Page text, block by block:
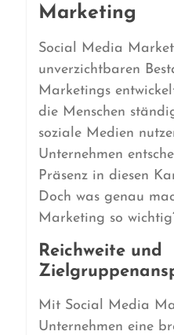
Marketing
Social Media
unverzichtbaren
Marketings
die Menschen
soziale Medien
Unternehmen
Präsenz in diesen
Doch was genau
Marketing so
Reichweite und
Mit Social Media
Unternehmen eine